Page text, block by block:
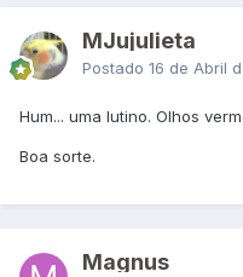
MJujulieta
Postado 16 de Abril
Hum... uma lutino. Olhos
Boa sorte.
Magnus